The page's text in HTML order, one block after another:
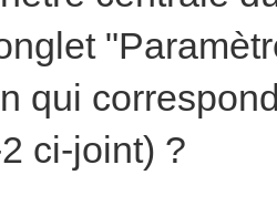
qui
ci-joint) ?